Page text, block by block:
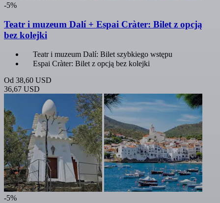
-5%
Teatr i muzeum Dalí + Espai Cràter: Bilet z opcją
bez kolejki
Teatr i muzeum Dalí: Bilet szybkiego wstępu
Espai Cràter: Bilet z opcją bez kolejki
Od 38,60 USD
36,67 USD
-5%